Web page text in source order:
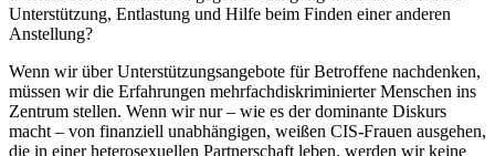
Unterstützung, Entlastung und Hilfe beim Finden einer anderen
Anstellung?
Wenn wir über Unterstützungsangebote für Betroffene nachdenken,
müssen wir die Erfahrungen mehrfachdiskriminierter Menschen ins
Zentrum stellen. Wenn wir nur – wie es der dominante Diskurs
macht – von finanziell unabhängigen, weißen CIS-Frauen ausgehen,
die in einer heterosexuellen Partnerschaft leben, werden wir keine